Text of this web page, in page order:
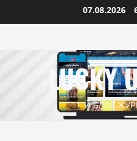
до
07.08.2026
LUCKY
1-Й БЛОГ-